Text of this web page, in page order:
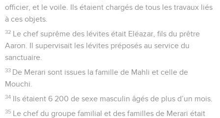
officier, et le voile. Ils étaient chargés de tous les travaux liés
à ces objets.
32 Le chef suprême des lévites était Eléazar, fils du prêtre
Aaron. Il supervisait les lévites préposés au service du
sanctuaire.
33 De Merari sont issues la famille de Mahli et celle de
Mouchi.
34 Ils étaient 6 200 de sexe masculin âgés de plus d’un mois.
35 Le chef du groupe familial et des familles de Merari était